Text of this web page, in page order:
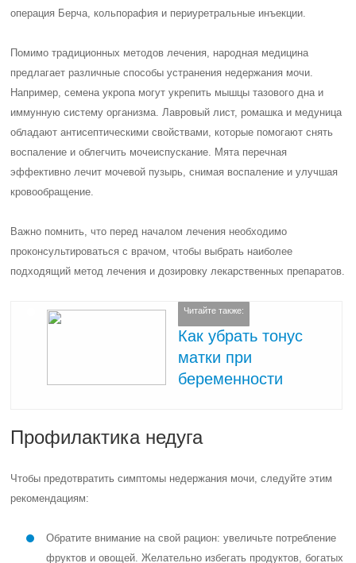
операция Берча, кольпорафия и периуретральные инъекции.
Помимо традиционных методов лечения, народная медицина
предлагает различные способы устранения недержания мочи.
Например, семена укропа могут укрепить мышцы тазового дна и
иммунную систему организма. Лавровый лист, ромашка и медуница
обладают антисептическими свойствами, которые помогают снять
воспаление и облегчить мочеиспускание. Мята перечная
эффективно лечит мочевой пузырь, снимая воспаление и улучшая
кровообращение.
Важно помнить, что перед началом лечения необходимо
проконсультироваться с врачом, чтобы выбрать наиболее
подходящий метод лечения и дозировку лекарственных препаратов.
Читайте также:
Как убрать тонус
матки при
беременности
Профилактика недуга
Чтобы предотвратить симптомы недержания мочи, следуйте этим
рекомендациям:
Обратите внимание на свой рацион: увеличьте потребление
фруктов и овощей. Желательно избегать продуктов, богатых